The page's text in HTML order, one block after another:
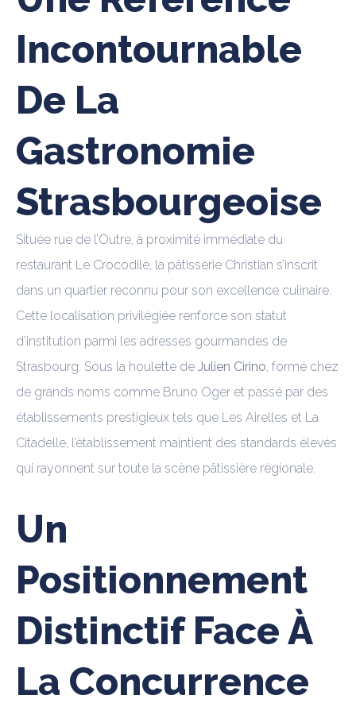
Incontournable
De La
Gastronomie
Strasbourgeoise
Située rue de l’Outre, à proximité immédiate du
restaurant Le Crocodile, la pâtisserie Christian s’inscrit
dans un quartier reconnu pour son excellence culinaire.
Cette localisation privilégiée renforce son statut
d’institution parmi les adresses gourmandes de
Strasbourg. Sous la houlette de Julien Cirino, formé chez
de grands noms comme Bruno Oger et passé par des
établissements prestigieux tels que Les Airelles et La
Citadelle, l’établissement maintient des standards élevés
qui rayonnent sur toute la scène pâtissière régionale.
Un
Positionnement
Distinctif Face À
La Concurrence